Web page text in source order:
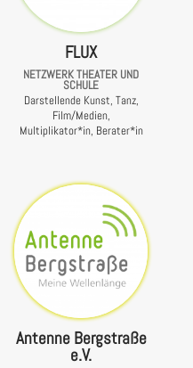
FLUX
NETZWERK THEATER UND
SCHULE
Darstellende Kunst, Tanz,
Film/Medien,
Multiplikator*in, Berater*in
Antenne Bergstraße
e.V.